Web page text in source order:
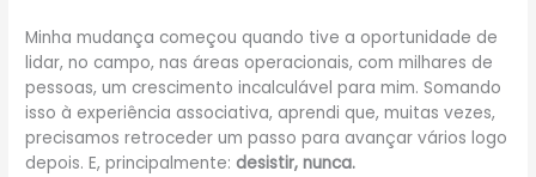
Minha mudança começou quando tive a oportunidade de
lidar, no campo, nas áreas operacionais, com milhares de
pessoas, um crescimento incalculável para mim. Somando
isso à experiência associativa, aprendi que, muitas vezes,
precisamos retroceder um passo para avançar vários logo
depois. E, principalmente:desistir, nunca.